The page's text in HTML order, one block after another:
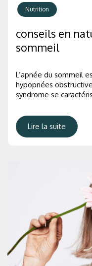
Nutrition
conseils en
sommeil
L’apnée du sommeil
hypopnées
syndrome se
Lire la suite